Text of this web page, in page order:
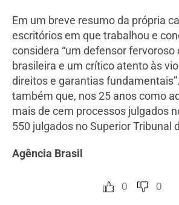
Em um breve resumo da própria
escritórios em que trabalhou e
considera “um defensor fervoroso
brasileira e um crítico atento às
direitos e garantias
também que, nos 25 anos como
mais de cem processos julgados
550 julgados no Superior Tribunal
Agência Brasil
0 0